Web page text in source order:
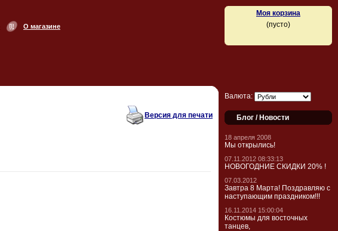
О магазине
Моя корзина
(пусто)
Версия для печати
Валюта:
Блог / Новости
18 апреля 2008
Мы открылись!
07.11.2012 08:33:13
НОВОГОДНИЕ СКИДКИ 20% !
07.03.2012
Завтра 8 Марта! Поздравляю с
наступающим праздником!!!
16.11.2014 15:00:04
Костюмы для восточных
танцев,